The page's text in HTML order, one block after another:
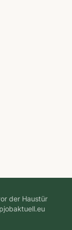
der Haustür
jobaktuell.eu